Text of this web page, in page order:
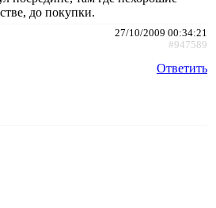
до покупки.
27/10/2009 00:34:21
#947589
Ответить